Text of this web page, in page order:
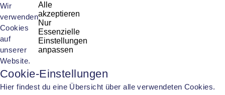
Wir
verwenden
Cookies
auf
unserer
Website.
Alle
akzeptieren
Nur
Essenzielle
Einstellungen
anpassen
Cookie-Einstellungen
Hier findest du eine Übersicht über alle verwendeten Cookies.